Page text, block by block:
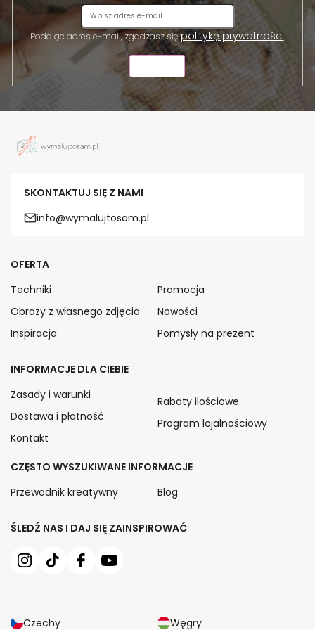
Podając adres e-mail, zgadzasz siępolitykę prywatności.
SKONTAKTUJ SIĘ Z NAMI
info@wymalujtosam.pl
ŚLEDŹ NAS I DAJ SIĘ ZAINSPIROWAĆ
Czechy Węgry
OFERTA
Techniki
Obrazy z własnego zdjęcia
Inspiracja
Promocja
Nowości
Pomysły na prezent
INFORMACJE DLA CIEBIE
Zasady i warunki
Dostawa i płatność
Kontakt
Rabaty ilościowe
Program lojalnościowy
CZĘSTO WYSZUKIWANE INFORMACJE
Przewodnik kreatywny
Blog